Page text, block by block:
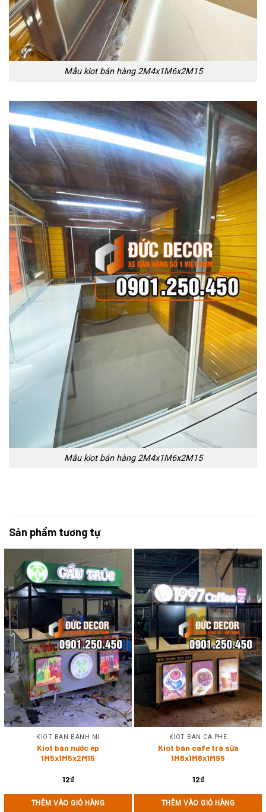
Mẫu kiot bán hàng 2M4x1M6x2M15
Mẫu kiot bán hàng 2M4x1M6x2M15
Sản phẩm tương tự
KIOT BÁN BÁNH MÌ
Kiot bán nước ép
1M5x1M5x2M15
12₫
THÊM VÀO GIỎ HÀNG
KIOT BÁN CÀ PHÊ
Kiot bán cafe trà sữa
1M6x1M6x1M95
12₫
THÊM VÀO GIỎ HÀNG